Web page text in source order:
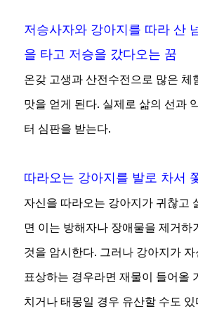
저승사자와 강아지를 따라 산
을 타고 저승을 갔다오는 꿈
온갖 고생과 산전수전으로 많은 체
맛을 얻게 된다. 실제로 삶의 선과
터 심판을 받는다.
따라오는 강아지를 발로 차서
자신을 따라오는 강아지가 귀찮고
면 이는 방해자나 장애물을 제거하
것을 암시한다. 그러나 강아지가
표상하는 경우라면 재물이 들어올
치거나 태몽일 경우 유산할 수도 있